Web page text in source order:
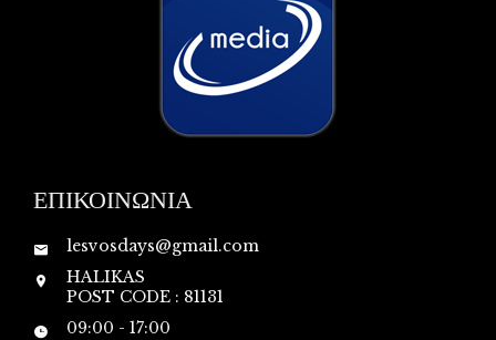
ΕΠΙΚΟΙΝΩΝΙΑ
lesvosdays@gmail.com
HALIKAS
POST CODE : 81131
09:00 - 17:00